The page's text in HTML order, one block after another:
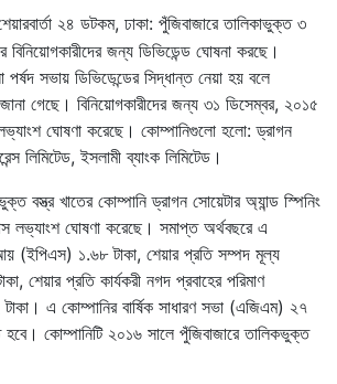
২৪ ডটকম, ঢাকা: পুঁজিবাজারে তালিকাভুক্ত ৩
বিনিয়োগকারীদের জন্য ডিভিডেন্ড ঘোষনা করছে।
পর্ষদ সভায় ডিভিডেন্ডের সিদ্ধান্ত নেয়া হয় বলে
গেছে। বিনিয়োগকারীদের জন্য ৩১ ডিসেম্বর, ২০১৫
ঘোষণা করেছে। কোম্পানিগুলো হলো: ড্রাগন
লিমিটেড, ইসলামী ব্যাংক লিমিটেড।
বস্ত্র খাতের কোম্পানি ড্রাগন সোয়েটার অ্যান্ড স্পিনিং
লভ্যাংশ ঘোষণা করেছে। সমাপ্ত অর্থবছরে এ
(ইপিএস) ১.৬৮ টাকা, শেয়ার প্রতি সম্পদ মূল্য
শেয়ার প্রতি কার্যকরী নগদ প্রবাহের পরিমাণ
এ কোম্পানির বার্ষিক সাধারণ সভা (এজিএম) ২৭
কোম্পানিটি ২০১৬ সালে পুঁজিবাজারে তালিকভুক্ত